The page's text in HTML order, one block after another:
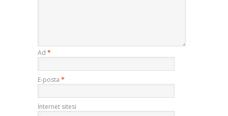
Ad *
E-posta *
İnternet sitesi